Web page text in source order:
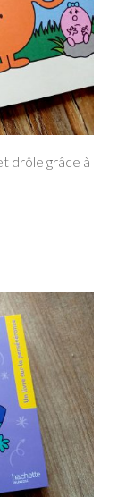
drôle grâce à